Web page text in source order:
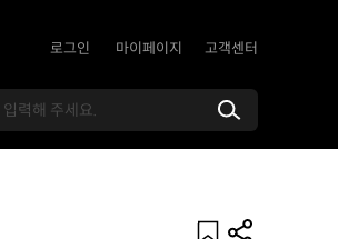
로그인 마이페이지 고객센터